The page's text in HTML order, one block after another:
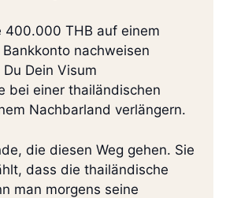
400.000 THB auf einem
nachweisen
Dein Visum
bei einer thailändischen
Nachbarland verlängern.
die diesen Weg gehen. Sie
dass die thailändische
man morgens seine